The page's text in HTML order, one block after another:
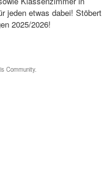
jeden etwas dabei! Stöbert
2025/2026!
Community.